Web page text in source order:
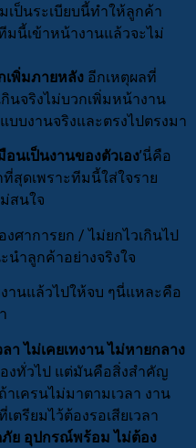
ป็นระเบียบนี้ทำให้ลูกค้า
มนี้เข้าหน้างานแล้วจะไม่
เพิ่มภายหลัง อีกเหตุผลที่
นจริงไม่บวกเพิ่มหน้างาน
บงานจริงและตรงไปตรงมา
อนเป็นงานของตัวเอง’นี่คือ
สุดเพราะทีมนี้ใส่ใจราย
สนใจ
ศาการยก / ไม่ยกไวเกินไป
นำลูกค้าอย่างจริงใจ
านแล้วไปให้จบ ๆนี่แหละคือ
า ไม่เคยเทงาน ไม่หายกลาง
องทั่วไป แต่มันคือสิ่งสำคัญ
เครนไม่มาตามเวลา งาน
รียมไว้ต้องรอเสียเวลา
ภัย อุปกรณ์พร้อม ไม่ต้อง